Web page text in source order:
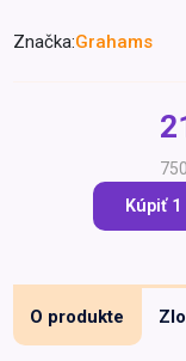
biopotraviny
Drogéria a
Domácnosť a
Domáci
Značka:Grahams
Kúpiť 1
O produkte